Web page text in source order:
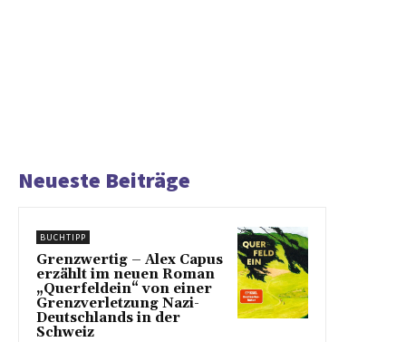
Neueste Beiträge
BUCHTIPP
Grenzwertig – Alex Capus
erzählt im neuen Roman
„Querfeldein“ von einer
Grenzverletzung Nazi-
Deutschlands in der
Schweiz